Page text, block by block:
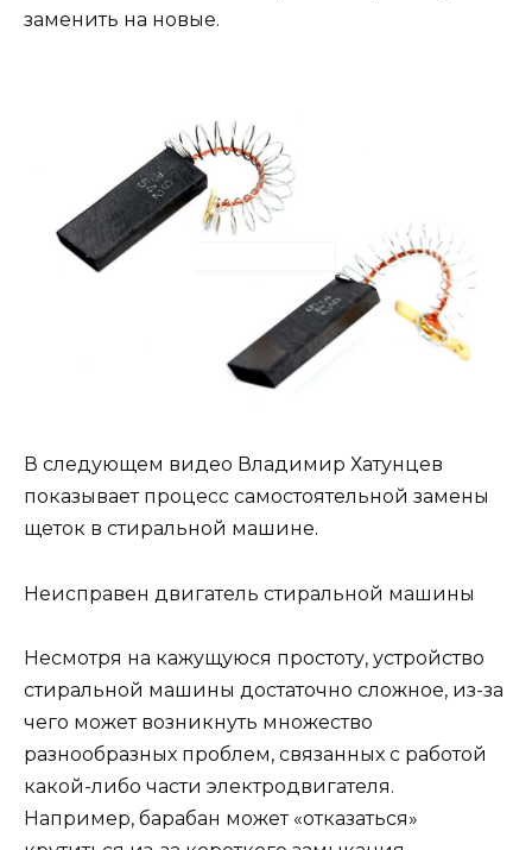
заменить на новые.
В следующем видео Владимир Хатунцев
показывает процесс самостоятельной замены
щеток в стиральной машине.
Неисправен двигатель стиральной машины
Несмотря на кажущуюся простоту, устройство
стиральной машины достаточно сложное, из-за
чего может возникнуть множество
разнообразных проблем, связанных с работой
какой-либо части электродвигателя.
Например, барабан может «отказаться»